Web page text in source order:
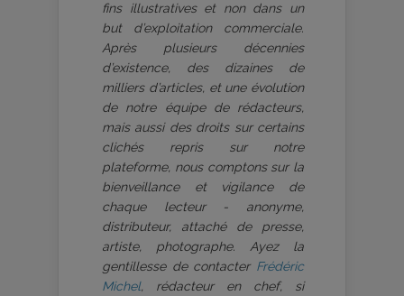
fins illustratives et non dans un
but d’exploitation commerciale.
Après plusieurs décennies
d’existence, des dizaines de
milliers d’articles, et une évolution
de notre équipe de rédacteurs,
mais aussi des droits sur certains
clichés repris sur notre
plateforme, nous comptons sur la
bienveillance et vigilance de
chaque lecteur - anonyme,
distributeur, attaché de presse,
artiste, photographe. Ayez la
gentillesse de contacter Frédéric
Michel, rédacteur en chef, si